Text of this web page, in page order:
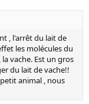
, l'arrêt du lait de
les molécules du
vache. Est un gros
du lait de vache!!
animal , nous